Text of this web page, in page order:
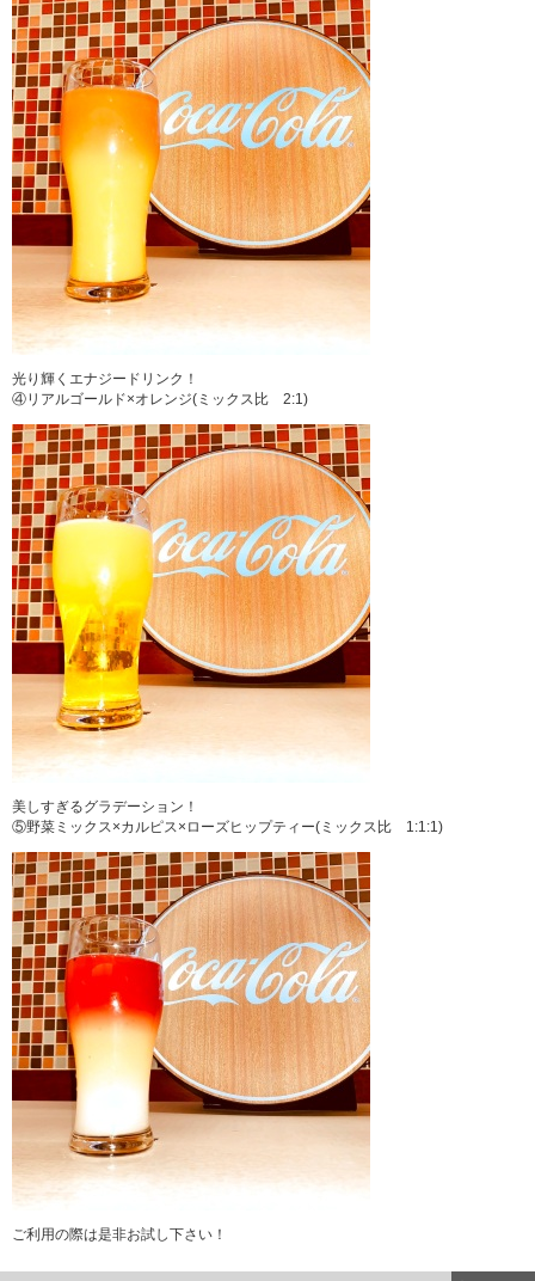
光り輝くエナジードリンク！
④リアルゴールド×オレンジ(ミックス比 2:1)
美しすぎるグラデーション！
⑤野菜ミックス×カルピス×ローズヒップティー(ミックス比 1:1:1)
ご利用の際は是非お試し下さい！